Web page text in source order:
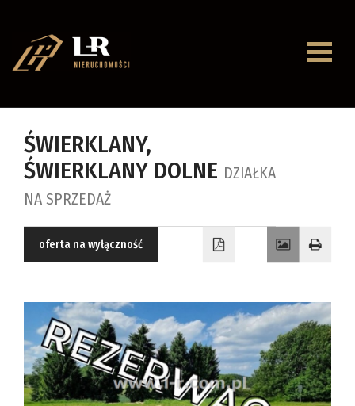
Domy
Lokale
Hale
ŚWIERKLANY,
ŚWIERKLANY DOLNE DZIAŁKA
NA SPRZEDAŻ
oferta na wyłączność